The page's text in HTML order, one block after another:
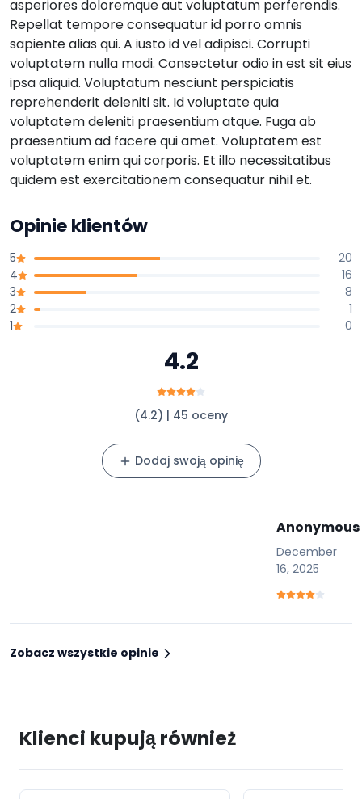
asperiores doloremque aut voluptatum perferendis.
Repellat tempore consequatur id porro omnis
sapiente alias qui. A iusto id vel adipisci. Corrupti
voluptatem nulla modi. Consectetur odio in est sit eius
ipsa aliquid. Voluptatum nesciunt perspiciatis
reprehenderit deleniti sit. Id voluptate quia
voluptatem deleniti praesentium atque. Fuga ab
praesentium ad facere qui amet. Voluptatem est
voluptatem enim qui corporis. Et illo necessitatibus
quidem est exercitationem consequatur nihil et.
Opinie klientów
5
20
4
16
3
8
2
1
1
0
4.2
(4.2) | 45 oceny
Dodaj swoją opinię
Anonymous
December
16, 2025
Zobacz wszystkie opinie
Klienci kupują również